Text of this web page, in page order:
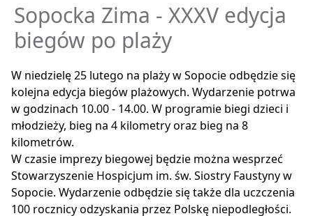
Sopocka Zima - XXXV edycja
biegów po plaży
W niedzielę 25 lutego na plaży w Sopocie odbędzie się
kolejna edycja biegów plażowych. Wydarzenie potrwa
w godzinach 10.00 - 14.00. W programie biegi dzieci i
młodzieży, bieg na 4 kilometry oraz bieg na 8
kilometrów.
W czasie imprezy biegowej będzie można wesprzeć
Stowarzyszenie Hospicjum im. św. Siostry Faustyny w
Sopocie. Wydarzenie odbędzie się także dla uczczenia
100 rocznicy odzyskania przez Polskę niepodległości.